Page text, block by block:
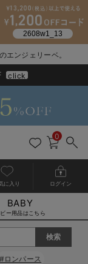
戻る
送料無料アイテム全て
ワンピース
戻る
ブラキャミ おまとめ
戻る
【37周年祭セール】
【37周年祭セール】
戻る
気温差別オススメア
【15℃】3月下旬～
戻る
動きやすく着回しで
戻る
強撚スムース(コスパ
戻る
マタニティウェア
【おまとめ割】パジ
戻る
こだわりの履き心地
カジュアル
戻る
ジャケット派
戻る
出産準備応援割全て
マタニティパジャマ
戻る
【オフィスカジュア
戻る
レギンスタイプ
戻る
【フォーマル】ワン
戻る
【ベビー】長袖
戻る
ハンカチ
戻る
快適ウェア10%OFF
戻る
春のマタニティワン
セットアップ・ レイ
戻る
Gift Selection 出産
〜3,000円（税込）
戻る
冬の冷え対策インナ
薄くてあったか
戻る
入院準備の持ち物チ
入院してすぐ使うグ
戻る
冬のあったか特集全て
【冬のあったか特集
エンジェリーベ。
で送料無料
click
0
に入り ログイン
BABY
ー用品はこちら
#ロンパース